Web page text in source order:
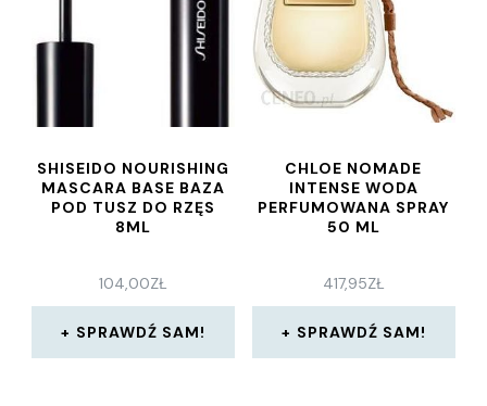
SHISEIDO NOURISHING
MASCARA BASE BAZA
POD TUSZ DO RZĘS
8ML
104,00ZŁ
SPRAWDŹ SAM!
CHLOE NOMADE
INTENSE WODA
PERFUMOWANA SPRAY
50 ML
417,95ZŁ
SPRAWDŹ SAM!